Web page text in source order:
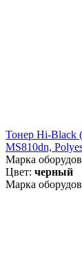
Тонер Hi-Black
MS810dn,
Марка
Цвет: черный
Марка